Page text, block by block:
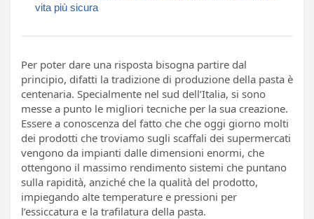
vita più sicura
Per poter dare una risposta bisogna partire dal
principio, difatti la tradizione di produzione della pasta è
centenaria. Specialmente nel sud dell’Italia, si sono
messe a punto le migliori tecniche per la sua creazione.
Essere a conoscenza del fatto che che oggi giorno molti
dei prodotti che troviamo sugli scaffali dei supermercati
vengono da impianti dalle dimensioni enormi, che
ottengono il massimo rendimento sistemi che puntano
sulla rapidità, anziché che la qualità del prodotto,
impiegando alte temperature e pressioni per
l’essiccatura e la trafilatura della pasta.